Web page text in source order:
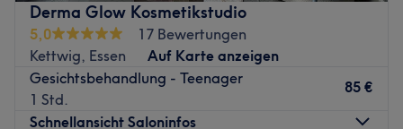
Derma Glow Kosmetikstudio
5,0
17 Bewertungen
Kettwig, Essen
Auf Karte anzeigen
Gesichtsbehandlung - Teenager
1 Std.
85 €
Schnellansicht Saloninfos